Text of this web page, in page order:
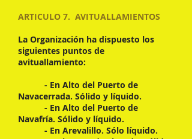
ARTICULO 7. AVITUALLAMIENTOS
La Organización ha dispuesto los
siguientes puntos de
avituallamiento:
- En Alto del Puerto de
Navacerrada. Sólido y líquido.
- En Alto del Puerto de
Navafría. Sólido y líquido.
- En Arevalillo. Sólo líquido.